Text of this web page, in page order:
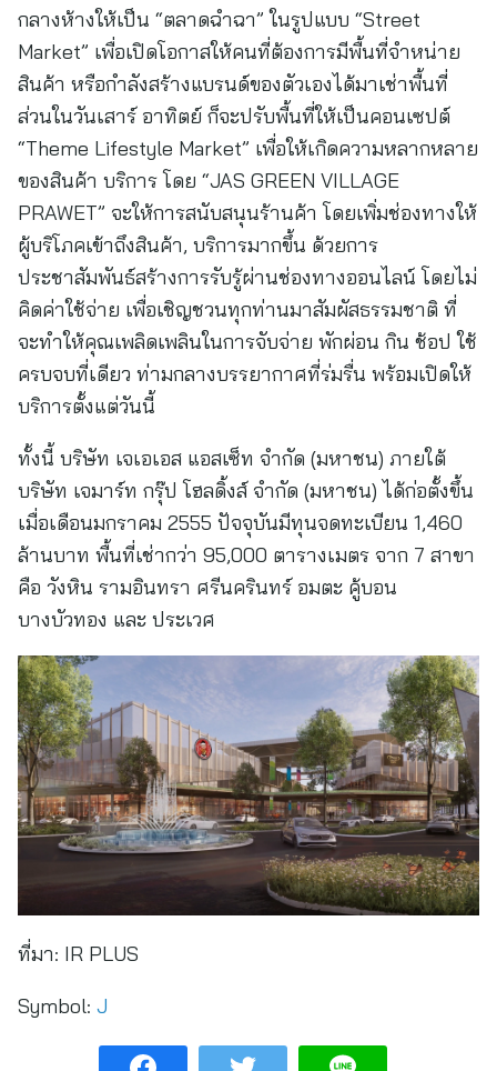
กลางห้างให้เป็น “ตลาดฉำฉา” ในรูปแบบ “Street
Market” เพื่อเปิดโอกาสให้คนที่ต้องการมีพื้นที่จำหน่าย
สินค้า หรือกำลังสร้างแบรนด์ของตัวเองได้มาเช่าพื้นที่
ส่วนในวันเสาร์ อาทิตย์ ก็จะปรับพื้นที่ให้เป็นคอนเซปต์
“Theme Lifestyle Market” เพื่อให้เกิดความหลากหลาย
ของสินค้า บริการ โดย “JAS GREEN VILLAGE
PRAWET” จะให้การสนับสนุนร้านค้า โดยเพิ่มช่องทางให้
ผู้บริโภคเข้าถึงสินค้า, บริการมากขึ้น ด้วยการ
ประชาสัมพันธ์สร้างการรับรู้ผ่านช่องทางออนไลน์ โดยไม่
คิดค่าใช้จ่าย เพื่อเชิญชวนทุกท่านมาสัมผัสธรรมชาติ ที่
จะทําให้คุณเพลิดเพลินในการจับจ่าย พักผ่อน กิน ช้อป ใช้
ครบจบที่เดียว ท่ามกลางบรรยากาศที่ร่มรื่น พร้อมเปิดให้
บริการตั้งแต่วันนี้
ทั้งนี้ บริษัท เจเอเอส แอสเซ็ท จำกัด (มหาชน) ภายใต้
บริษัท เจมาร์ท กรุ๊ป โฮลดิ้งส์ จํากัด (มหาชน) ได้ก่อตั้งขึ้น
เมื่อเดือนมกราคม 2555 ปัจจุบันมีทุนจดทะเบียน 1,460
ล้านบาท พื้นที่เช่ากว่า 95,000 ตารางเมตร จาก 7 สาขา
คือ วังหิน รามอินทรา ศรีนครินทร์ อมตะ คู้บอน
บางบัวทอง และ ประเวศ
ที่มา: IR PLUS
Symbol: J